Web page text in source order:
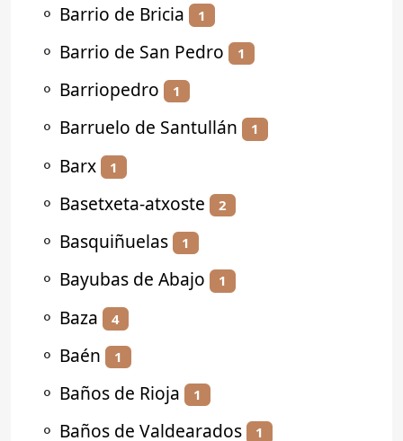
⚬ Barrio de Bricia 1
⚬ Barrio de San Pedro 1
⚬ Barriopedro 1
⚬ Barruelo de Santullán 1
⚬ Barx 1
⚬ Basetxeta-atxoste 2
⚬ Basquiñuelas 1
⚬ Bayubas de Abajo 1
⚬ Baza 4
⚬ Baén 1
⚬ Baños de Rioja 1
⚬ Baños de Valdearados 1